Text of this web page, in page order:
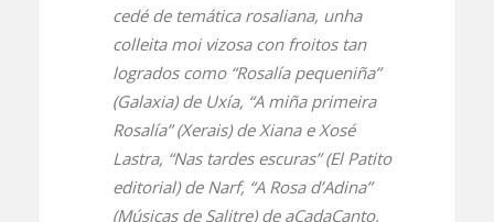
cedé de temática rosaliana, unha
colleita moi vizosa con froitos tan
logrados como “Rosalía pequeniña”
(Galaxia) de Uxía, “A miña primeira
Rosalía” (Xerais) de Xiana e Xosé
Lastra, “Nas tardes escuras” (El Patito
editorial) de Narf, “A Rosa d’Adina”
(Músicas de Salitre) de aCadaCanto,